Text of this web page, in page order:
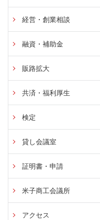
経営・創業相談
融資・補助金
販路拡大
共済・福利厚生
検定
貸し会議室
証明書・申請
米子商工会議所
アクセス